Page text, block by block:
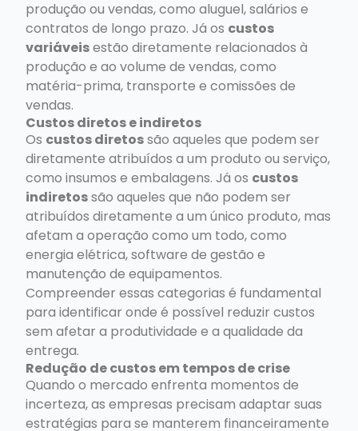
produção ou vendas, como aluguel, salários e
contratos de longo prazo. Já os custos
variáveisestão diretamente relacionados à
produção e ao volume de vendas, como
matéria-prima, transporte e comissões de
vendas.
Custos diretos e indiretos
Os custos diretossão aqueles que podem ser
diretamente atribuídos a um produto ou serviço,
como insumos e embalagens. Já os custos
indiretossão aqueles que não podem ser
atribuídos diretamente a um único produto, mas
afetam a operação como um todo, como
energia elétrica, software de gestão e
manutenção de equipamentos.
Compreender essas categorias é fundamental
para identificar onde é possível reduzir custos
sem afetar a produtividade e a qualidade da
entrega.
Redução de custos em tempos de crise
Quando o mercado enfrenta momentos de
incerteza, as empresas precisam adaptar suas
estratégias para se manterem financeiramente